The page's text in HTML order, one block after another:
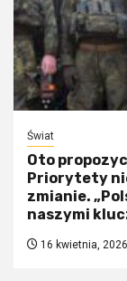
Świat
Oto
Priorytety
zmianie.
naszymi
16 kwietnia, 2026